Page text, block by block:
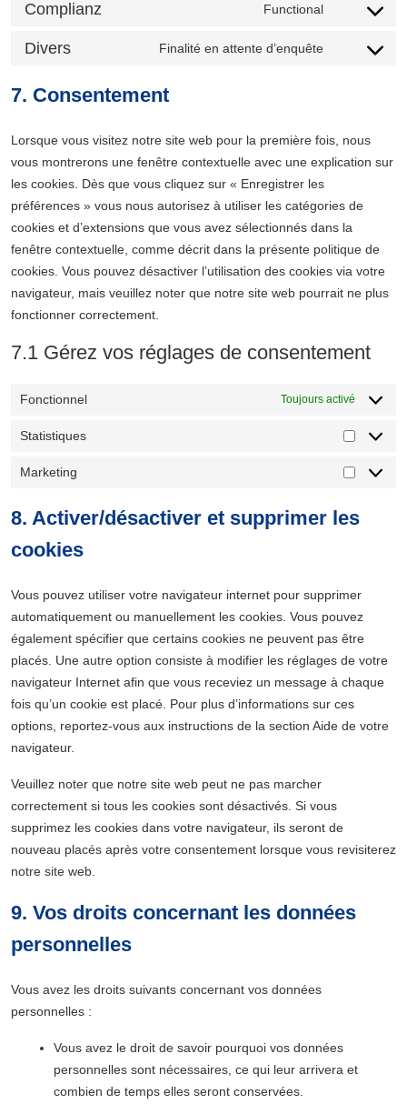
service
signal
Complianz Functional
Consent
service
Divers Finalité en attente d’enquête
Consent
7. Consentement
Lorsque vous visitez notre site web pour la première fois, nous
vous montrerons une fenêtre contextuelle avec une explication sur
les cookies. Dès que vous cliquez sur « Enregistrer les
préférences » vous nous autorisez à utiliser les catégories de
cookies et d’extensions que vous avez sélectionnés dans la
fenêtre contextuelle, comme décrit dans la présente politique de
cookies. Vous pouvez désactiver l’utilisation des cookies via votre
navigateur, mais veuillez noter que notre site web pourrait ne plus
fonctionner correctement.
7.1 Gérez vos réglages de consentement
Fonctionnel Toujours activé
Statistiques
Marketing
8. Activer/désactiver et supprimer les
cookies
Vous pouvez utiliser votre navigateur internet pour supprimer
automatiquement ou manuellement les cookies. Vous pouvez
également spécifier que certains cookies ne peuvent pas être
placés. Une autre option consiste à modifier les réglages de votre
navigateur Internet afin que vous receviez un message à chaque
fois qu’un cookie est placé. Pour plus d’informations sur ces
options, reportez-vous aux instructions de la section Aide de votre
navigateur.
Veuillez noter que notre site web peut ne pas marcher
correctement si tous les cookies sont désactivés. Si vous
supprimez les cookies dans votre navigateur, ils seront de
nouveau placés après votre consentement lorsque vous revisiterez
notre site web.
9. Vos droits concernant les données
personnelles
Vous avez les droits suivants concernant vos données
personnelles :
Vous avez le droit de savoir pourquoi vos données
personnelles sont nécessaires, ce qui leur arrivera et
combien de temps elles seront conservées.